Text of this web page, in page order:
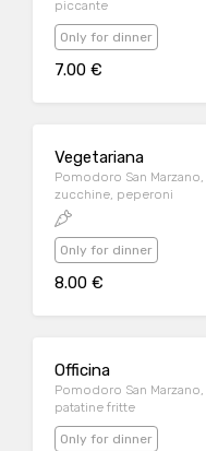
piccante
Only for dinner
7.00 €
Vegetariana
Pomodoro San
zucchine, peperoni
Only for dinner
8.00 €
Officina
Pomodoro San
patatine fritte
Only for dinner